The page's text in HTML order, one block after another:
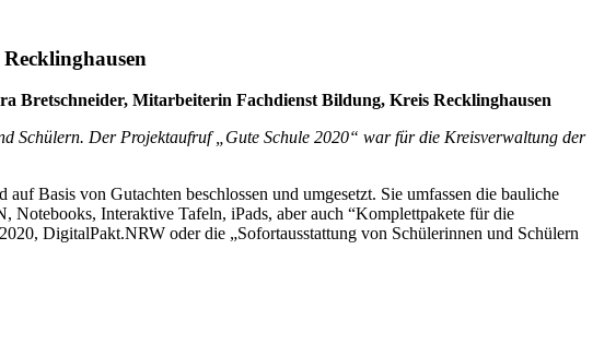
Bretschneider, Mitarbeiterin Fachdienst Bildung, Kreis Recklinghausen
Schülern. Der Projektaufruf „Gute Schule 2020“ war für die Kreisverwaltung der
Basis von Gutachten beschlossen und umgesetzt. Sie umfassen die bauliche
Interaktive Tafeln, iPads, aber auch “Komplettpakete für die
DigitalPakt.NRW oder die „Sofortausstattung von Schülerinnen und Schülern